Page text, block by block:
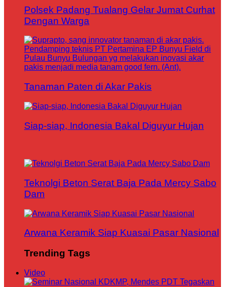
Polsek Padang Tualang Gelar Jumat Curhat
Dengan Warga
Tanaman Paten di Akar Pakis
Siap-siap, Indonesia Bakal Diguyur Hujan
Teknolgi Beton Serat Baja Pada Mercy Sabo
Dam
Arwana Keramik Siap Kuasai Pasar Nasional
Trending Tags
Video